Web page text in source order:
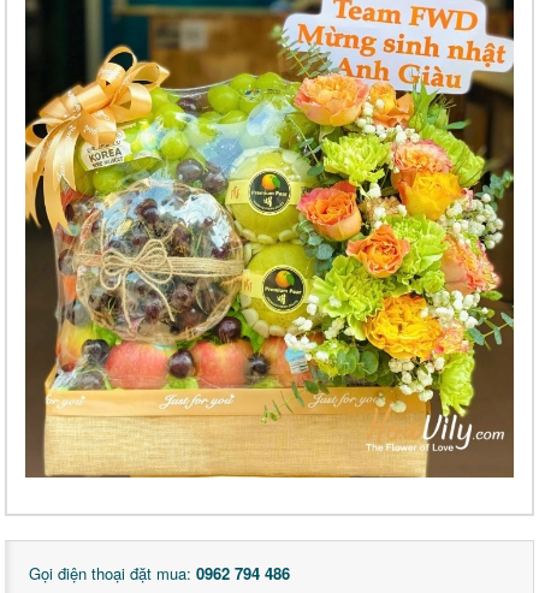
Gọi điện thoại đặt mua: 0962 794 486